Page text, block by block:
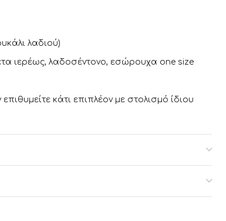
λαδιού)
ιερέως, λαδοσέντονο, εσώρουχα one size
κάτι επιπλέον με στολισμό ίδιου